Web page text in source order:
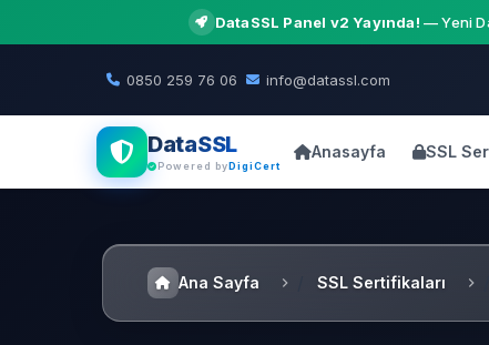
DataSSL Panel v2 Yayında! — Yeni
0850 259 76 06 info@datassl.com
DataSSL
Powered byDigiCert
Anasayfa SSL
Ana Sayfa SSL Sertifikaları